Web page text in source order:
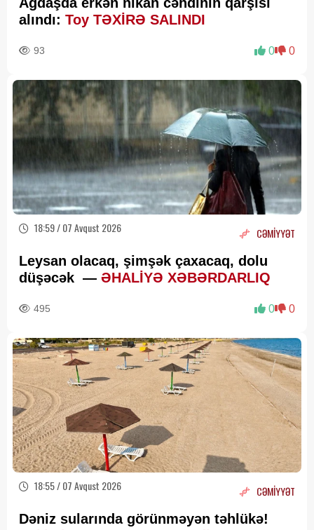
alındı: Toy TƏXİRƏ SALINDI
93 0 0
18:59 / 07 Avqust 2026 CƏMİYYƏT
Leysan olacaq, şimşək çaxacaq, dolu
düşəcək — ƏHALİYƏ XƏBƏRDARLIQ
495 0 0
18:55 / 07 Avqust 2026 CƏMİYYƏT
Dəniz sularında görünməyən təhlükə!